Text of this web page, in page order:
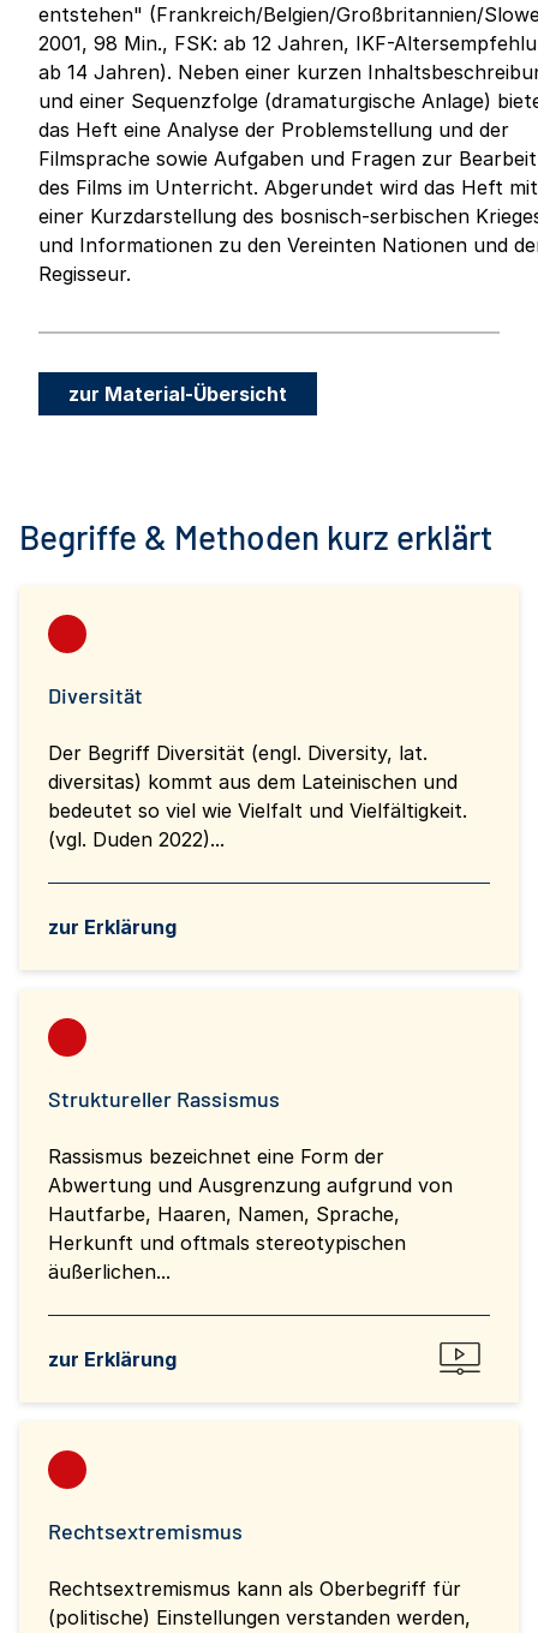
entstehen" (Frankreich/Belgien/Großbritannien/
2001, 98 Min., FSK: ab 12 Jahren, IKF-
ab 14 Jahren). Neben einer kurzen
und einer Sequenzfolge (dramaturgische Anlage)
das Heft eine Analyse der Problemstellung und der
Filmsprache sowie Aufgaben und Fragen zur
des Films im Unterricht. Abgerundet wird das Heft mit
einer Kurzdarstellung des bosnisch-serbischen
und Informationen zu den Vereinten Nationen und
Regisseur.
zur Material-Übersicht
Begriffe & Methoden kurz erklärt
Diversität
Der Begriff Diversität (engl. Diversity, lat.
diversitas) kommt aus dem Lateinischen und
bedeutet so viel wie Vielfalt und Vielfältigkeit.
(vgl. Duden 2022)...
zur Erklärung
Struktureller Rassismus
Rassismus bezeichnet eine Form der
Abwertung und Ausgrenzung aufgrund von
Hautfarbe, Haaren, Namen, Sprache,
Herkunft und oftmals stereotypischen
äußerlichen...
zur Erklärung
Rechtsextremismus
Rechtsextremismus kann als Oberbegriff für
(politische) Einstellungen verstanden werden,